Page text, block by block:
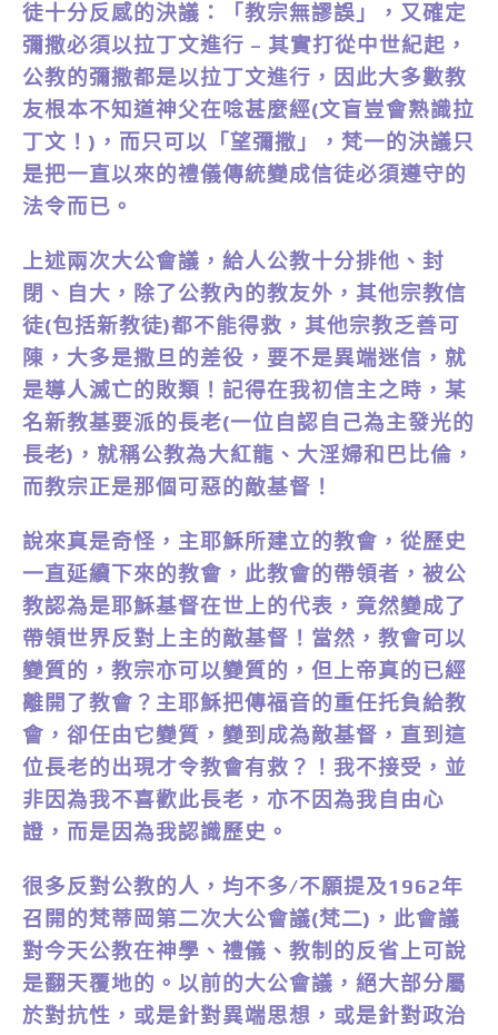
徒十分反感的決議：「教宗無謬誤」，又確定
彌撒必須以拉丁文進行 – 其實打從中世紀起，
公教的彌撒都是以拉丁文進行，因此大多數教
友根本不知道神父在唸甚麼經(文盲豈會熟識拉
丁文！)，而只可以「望彌撒」，梵一的決議只
是把一直以來的禮儀傳統變成信徒必須遵守的
法令而已。
上述兩次大公會議，給人公教十分排他、封
閉、自大，除了公教內的教友外，其他宗教信
徒(包括新教徒)都不能得救，其他宗教乏善可
陳，大多是撒旦的差役，要不是異端迷信，就
是導人滅亡的敗類！記得在我初信主之時，某
名新教基要派的長老(一位自認自己為主發光的
長老)，就稱公教為大紅龍、大淫婦和巴比倫，
而教宗正是那個可惡的敵基督！
說來真是奇怪，主耶穌所建立的教會，從歷史
一直延續下來的教會，此教會的帶領者，被公
教認為是耶穌基督在世上的代表，竟然變成了
帶領世界反對上主的敵基督！當然，教會可以
變質的，教宗亦可以變質的，但上帝真的已經
離開了教會？主耶穌把傳福音的重任托負給教
會，卻任由它變質，變到成為敵基督，直到這
位長老的出現才令教會有救？！我不接受，並
非因為我不喜歡此長老，亦不因為我自由心
證，而是因為我認識歷史。
很多反對公教的人，均不多/不願提及1962年
召開的梵蒂岡第二次大公會議(梵二)，此會議
對今天公教在神學、禮儀、教制的反省上可說
是翻天覆地的。以前的大公會議，絕大部分屬
於對抗性，或是針對異端思想，或是針對政治